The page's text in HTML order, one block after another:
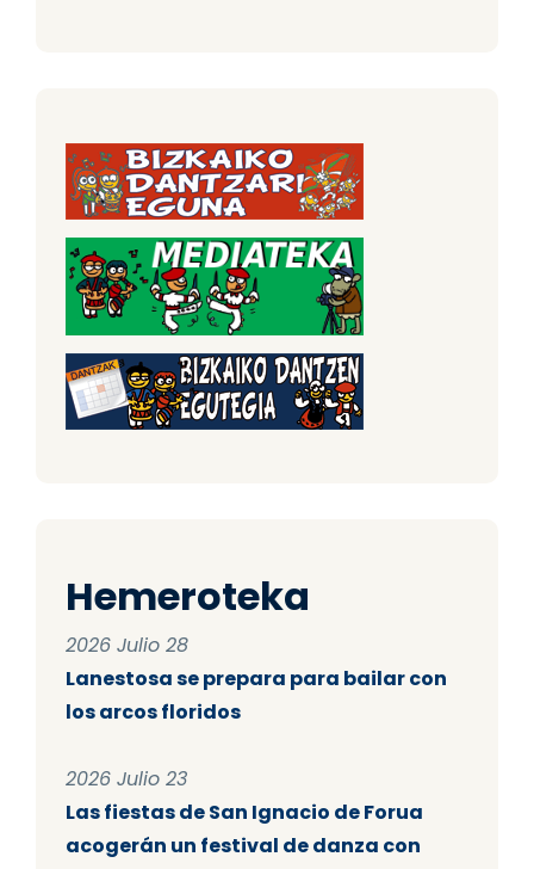
Hemeroteka
2026 Julio 28
Lanestosa se prepara para bailar con
los arcos floridos
2026 Julio 23
Las fiestas de San Ignacio de Forua
acogerán un festival de danza con